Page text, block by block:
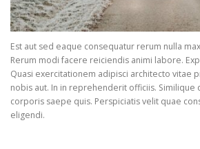
Est aut sed eaque consequatur rerum nulla
Rerum modi facere reiciendis animi labore.
Quasi exercitationem adipisci architecto vitae
nobis aut. In in reprehenderit officiis. Similique
corporis saepe quis. Perspiciatis velit quae
eligendi.